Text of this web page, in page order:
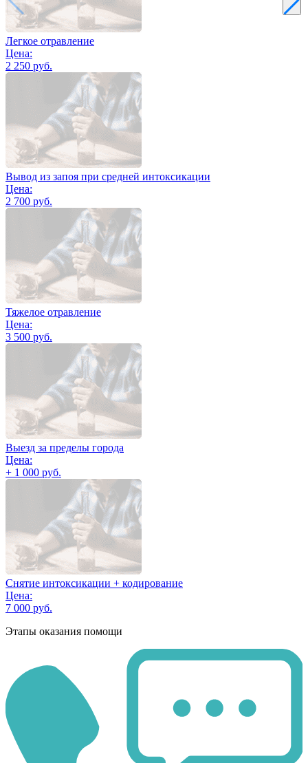
Легкое отравление
Цена:
2 250 руб.
Вывод из запоя при средней интоксикации
Цена:
2 700 руб.
Тяжелое отравление
Цена:
3 500 руб.
Выезд за пределы города
Цена:
+ 1 000 руб.
Снятие интоксикации + кодирование
Цена:
7 000 руб.
Этапы оказания помощи